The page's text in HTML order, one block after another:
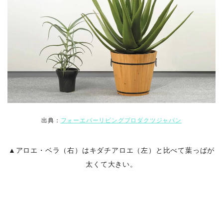
出典： フォーエバーリビングプロダクツジャパン
▲アロエ・ベラ（右）はキダチアロエ（左）と比べて葉っぱが
太くて大きい。